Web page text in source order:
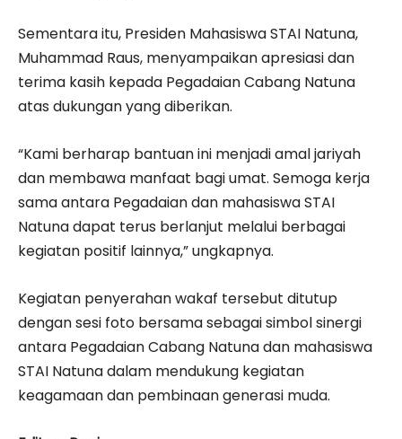
Sementara itu, Presiden Mahasiswa STAI Natuna,
Muhammad Raus, menyampaikan apresiasi dan
terima kasih kepada Pegadaian Cabang Natuna
atas dukungan yang diberikan.
“Kami berharap bantuan ini menjadi amal jariyah
dan membawa manfaat bagi umat. Semoga kerja
sama antara Pegadaian dan mahasiswa STAI
Natuna dapat terus berlanjut melalui berbagai
kegiatan positif lainnya,” ungkapnya.
Kegiatan penyerahan wakaf tersebut ditutup
dengan sesi foto bersama sebagai simbol sinergi
antara Pegadaian Cabang Natuna dan mahasiswa
STAI Natuna dalam mendukung kegiatan
keagamaan dan pembinaan generasi muda.